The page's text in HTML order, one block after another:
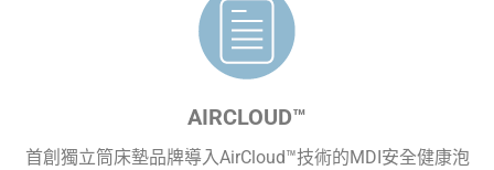
AIRCLOUD™
首創獨立筒床墊品牌導入AirCloud™技術的MDI安全健康泡